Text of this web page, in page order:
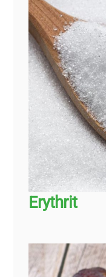
Erythrit